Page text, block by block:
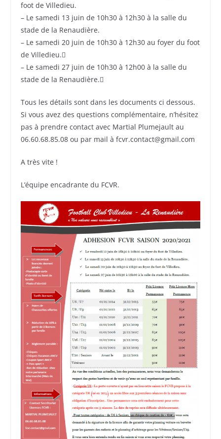
foot de Villedieu.
– Le samedi 13 juin de 10h30 à 12h30 à la salle du
stade de la Renaudière.
– Le samedi 20 juin de 10h30 à 12h30 au foyer du foot
de Villedieu.
– Le samedi 27 juin de 10h30 à 12h00 à la salle du
stade de la Renaudière.
Tous les détails sont dans les documents ci dessous.
Si vous avez des questions complémentaire, n’hésitez
pas à prendre contact avec Martial Plumejault au
06.60.68.85.08 ou par mail à fcvr.contact@gmail.com
A très vite !
L’équipe encadrante du FCVR.